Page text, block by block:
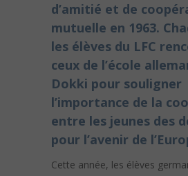
d’amitié et de
mutuelle en 1963.
les élèves du LFC
ceux de l’école
Dokki pour souligner
l’importance de la
entre les jeunes des
pour l’avenir de
Cette année, les élèves